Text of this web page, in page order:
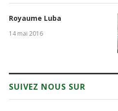
Table de Yaya : Entre
responsabilités précoces et...
Royaume Luba
14 mai 2016
SUIVEZ NOUS SUR